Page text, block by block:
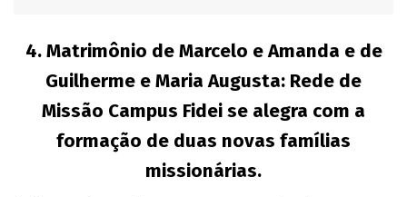
4. Matrimônio de Marcelo e Amanda e de
Guilherme e Maria Augusta: Rede de
Missão Campus Fidei se alegra com a
formação de duas novas famílias
missionárias.